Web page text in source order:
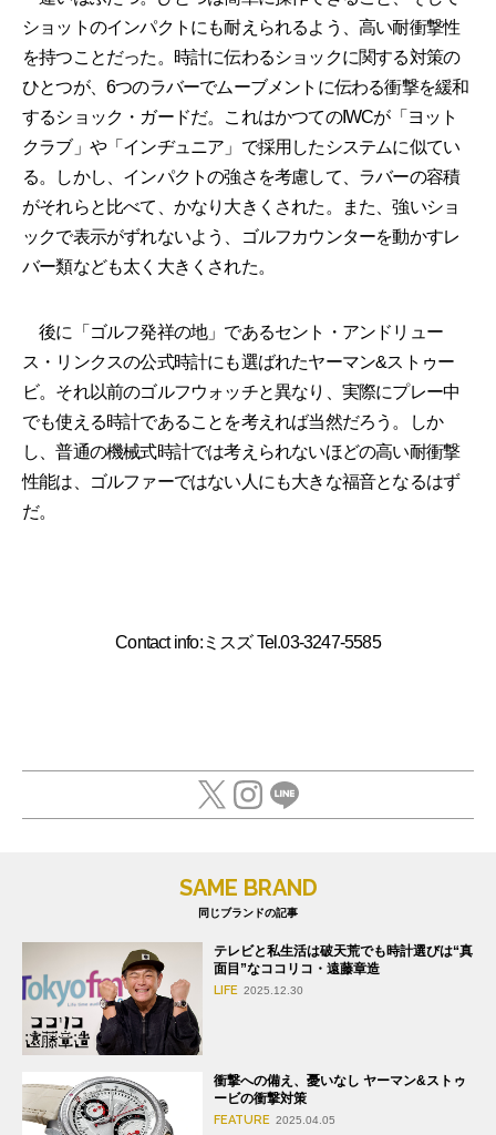
ショットのインパクトにも耐えられるよう、高い耐衝撃性
を持つことだった。時計に伝わるショックに関する対策の
ひとつが、6つのラバーでムーブメントに伝わる衝撃を緩和
するショック・ガードだ。これはかつてのIWCが「ヨット
クラブ」や「インヂュニア」で採用したシステムに似てい
る。しかし、インパクトの強さを考慮して、ラバーの容積
がそれらと比べて、かなり大きくされた。また、強いショ
ックで表示がずれないよう、ゴルフカウンターを動かすレ
バー類なども太く大きくされた。
後に「ゴルフ発祥の地」であるセント・アンドリュー
ス・リンクスの公式時計にも選ばれたヤーマン&ストゥー
ビ。それ以前のゴルフウォッチと異なり、実際にプレー中
でも使える時計であることを考えれば当然だろう。しか
し、普通の機械式時計では考えられないほどの高い耐衝撃
性能は、ゴルファーではない人にも大きな福音となるはず
だ。
Contact info:ミスズ Tel.03-3247-5585
SAME BRAND
同じブランドの記事
テレビと私生活は破天荒でも時計選びは“真
面目”なココリコ・遠藤章造
LIFE 2025.12.30
衝撃への備え、憂いなし ヤーマン&ストゥ
ービの衝撃対策
FEATURE 2025.04.05